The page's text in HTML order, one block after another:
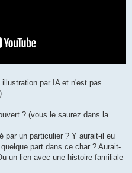
par IA et n'est pas
? (vous le saurez dans la
par un particulier ? Y aurait-il eu
part dans ce char ? Aurait-
un lien avec une histoire familiale